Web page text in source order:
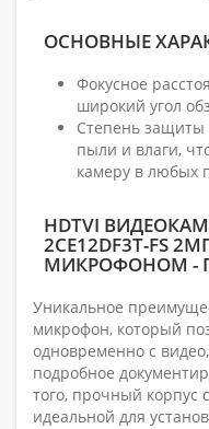
ОСНОВНЫЕ
Фокусное
широкий угол
Степень защиты
пыли и влаги,
камеру в любых
HDTVI
2CE12DF3T-FS
МИКРОФОНОМ -
Уникальное
микрофон, который
одновременно с
подробное
того, прочный корпус
идеальной для